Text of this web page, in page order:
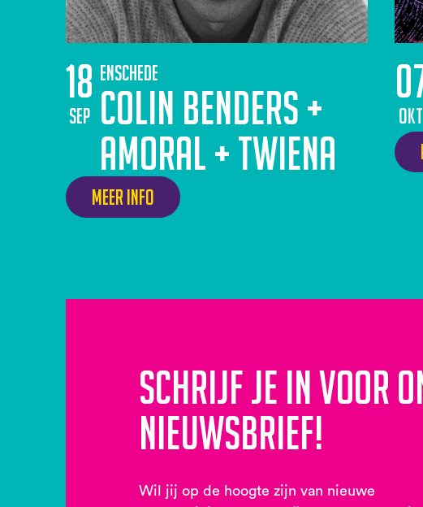
18
sep
Enschede
Colin Benders +
AMORAL + Twiena
Meer info
okt
Schrijf je in voor
nieuwsbrief!
Wil jij op de hoogte zijn van nieuwe